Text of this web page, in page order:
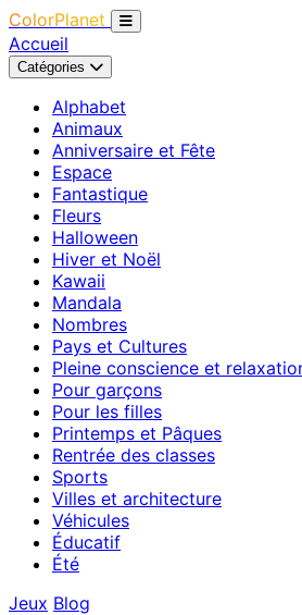
ColorPlanet
Accueil
Catégories
Alphabet
Animaux
Anniversaire et Fête
Espace
Fantastique
Fleurs
Halloween
Hiver et Noël
Kawaii
Mandala
Nombres
Pays et Cultures
Pleine conscience et
Pour garçons
Pour les filles
Printemps et Pâques
Rentrée des classes
Sports
Villes et architecture
Véhicules
Éducatif
Été
Jeux Blog